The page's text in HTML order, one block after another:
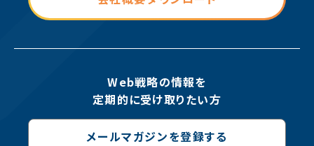
Web戦略の情報を
定期的に受け取りたい方
メールマガジンを登録する